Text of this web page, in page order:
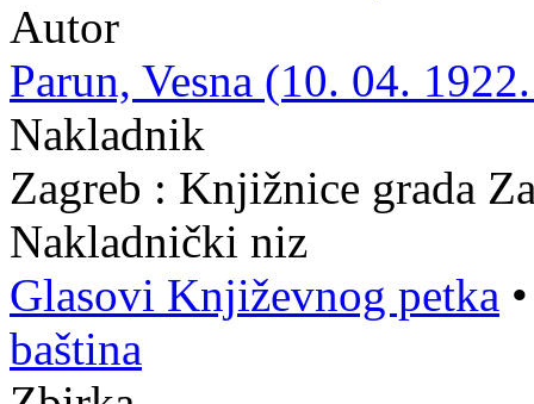
Autor
Parun, Vesna (10. 04.
Nakladnik
Zagreb : Knjižnice grada
Nakladnički niz
Glasovi Književnog petka
baština